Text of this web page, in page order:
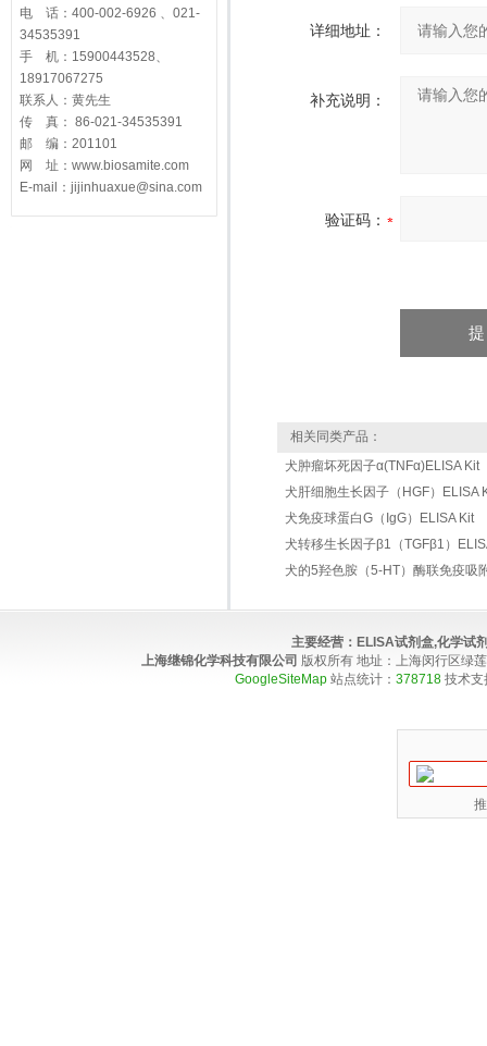
电 话：400-002-6926 、021-
34535391
手 机：15900443528、
18917067275
联系人：黄先生
传 真： 86-021-34535391
邮 编：201101
网 址：www.biosamite.com
E-mail：jijinhuaxue@sina.com
详细地址：
补充说明：
验证码：
相关同类产品：
犬肿瘤坏死因子α(TNFα)ELISA Kit
犬肝细胞生长因子（HGF）ELISA
犬免疫球蛋白G（IgG）ELISA Kit
犬转移生长因子β1（TGFβ1）
犬的5羟色胺（5-HT）酶联免疫吸
主要经营： ELISA试剂盒,化学试
上海继锦化学科技有限公司 版权所有 地址：上海闵行区绿
GoogleSiteMap 站点统计： 378718 技术支